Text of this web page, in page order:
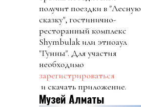
получит поездки в "Лесную
сказку", гостинично-
ресторанный комплекс
Shymbulak или этноаул
"Гунны". Для участия
необходимо
зарегистрироваться
и скачать приложение.
Музей Алматы